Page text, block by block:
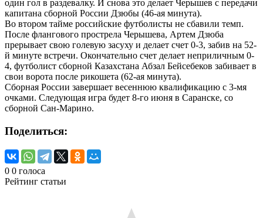
один гол в раздевалку. И снова это делает Черышев с передачи
капитана сборной России Дзюбы (46-ая минута).
Во втором тайме российские футболисты не сбавили темп.
После флангового прострела Черышева, Артем Дзюба
прерывает свою голевую засуху и делает счет 0-3, забив на 52-
й минуте встречи. Окончательно счет делает неприличным 0-
4, футболист сборной Казахстана Абзал Бейсебеков забивает в
свои ворота после рикошета (62-ая минута).
Сборная России завершает весеннюю квалификацию с 3-мя
очками. Следующая игра будет 8-го июня в Саранске, со
сборной Сан-Марино.
Поделиться:
0 0 голоса
Рейтинг статьи